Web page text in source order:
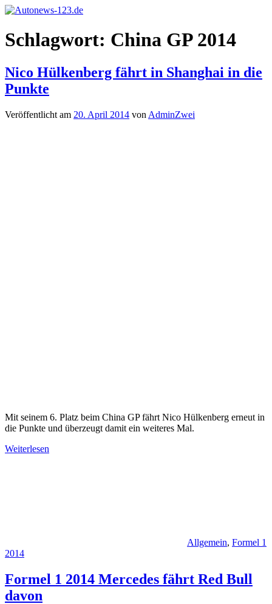
Zum
springen
Autonews-
123.de
Autonews
mit
Schlagwort: China GP 2014
Nico Hülkenberg fährt in Shanghai in die
Punkte
Veröffentlicht am 20. April 2014 von AdminZwei
Mit seinem 6. Platz beim China GP fährt Nico Hülkenberg erneut in
die Punkte und überzeugt damit ein weiteres Mal.
Weiterlesen
Allgemein, Formel 1
2014
Formel 1 2014 Mercedes fährt Red Bull
davon